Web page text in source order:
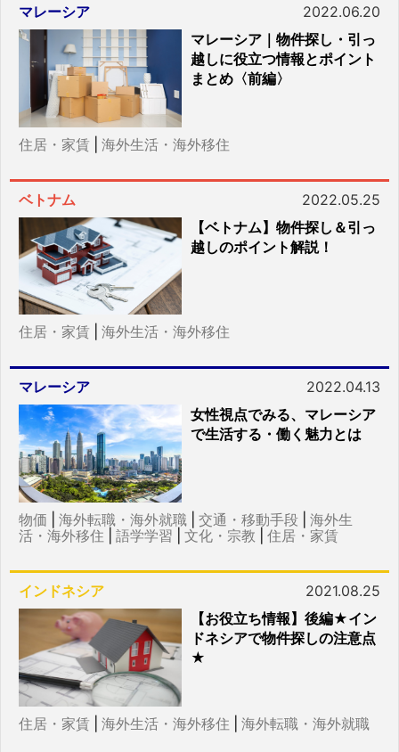
マレーシア
2022.06.20
マレーシア｜物件探し・引っ
越しに役立つ情報とポイント
まとめ〈前編〉
住居・家賃 海外生活・海外移住
ベトナム
2022.05.25
【ベトナム】物件探し＆引っ
越しのポイント解説！
住居・家賃 海外生活・海外移住
マレーシア
2022.04.13
女性視点でみる、マレーシア
で生活する・働く魅力とは
物価 海外転職・海外就職 交通・移動手段
海外生
活・海外移住
語学学習 文化・宗教 住居・家賃
インドネシア
2021.08.25
【お役立ち情報】後編★イン
ドネシアで物件探しの注意点
★
住居・家賃 海外生活・海外移住 海外転職・海外就職